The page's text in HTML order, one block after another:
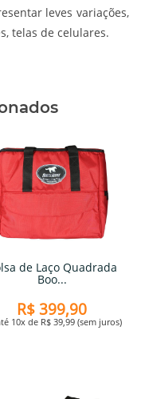
leves variações,
telas de celulares.
de Laço Quadrada
Boo...
R$ 399,90
10x de R$ 39,99 (sem juros)